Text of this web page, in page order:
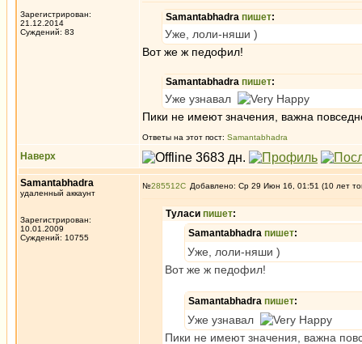
Зарегистрирован:
21.12.2014
Суждений: 83
Samantabhadra пишет:
Уже, лоли-няши )
Вот же ж педофил!
Samantabhadra пишет:
Уже узнавал
Пики не имеют значения, важна
Ответы на этот пост: Samantabhadra
Наверх
Samantabhadra
удаленный аккаунт
Зарегистрирован:
10.01.2009
Суждений: 10755
№285512 Добавлено: Ср 29 Июн 16, 01:51 (10 лет
Туласи пишет:
Samantabhadra пишет:
Уже, лоли-няши )
Вот же ж педофил!
Samantabhadra пишет:
Уже узнавал
Пики не имеют значения, важна